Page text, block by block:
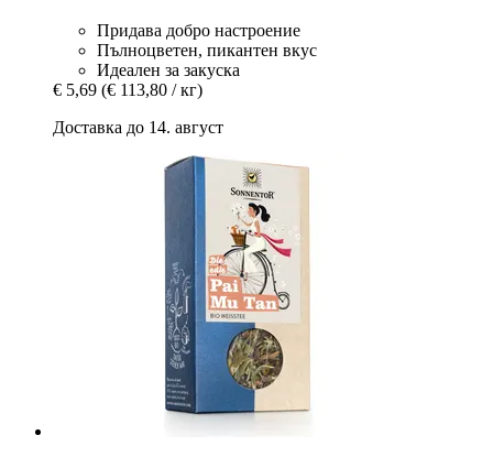
Придава добро настроение
Пълноцветен, пикантен вкус
Идеален за закуска
€ 5,69 (€ 113,80 / кг)
Доставка до 14. август